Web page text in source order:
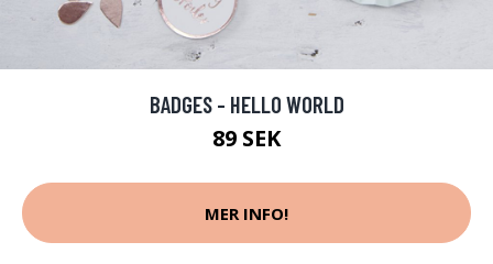
BADGES - HELLO WORLD
89 SEK
MER INFO!